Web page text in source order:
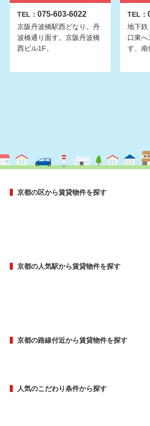
TEL： 075-603-6022
京阪丹波橋駅西どなり。丹
波橋通り面す。京阪丹波橋
西ビル1F。
TEL：
地下鉄
口東へ
す、南
京都の区から賃貸物件を探す
京都の人気駅から賃貸物件を探す
京都の路線付近から賃貸物件を探す
人気のこだわり条件から探す